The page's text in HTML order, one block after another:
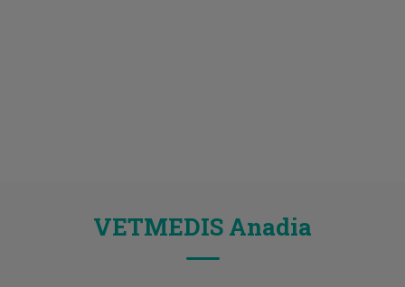
VETMEDIS Anadia